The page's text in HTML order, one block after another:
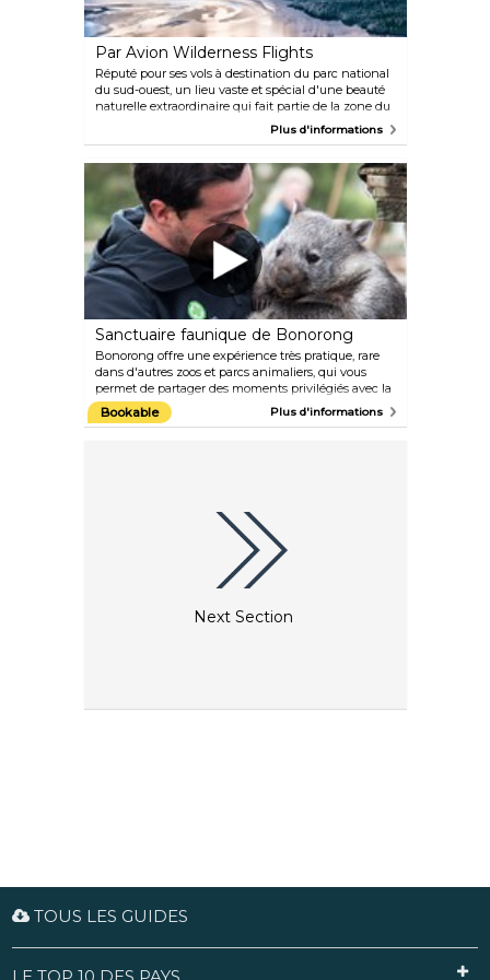
Par Avion Wilderness Flights
Réputé pour ses vols à destination du parc national
du sud-ouest, un lieu vaste et spécial d'une beauté
naturelle extraordinaire qui fait partie de la zone du
patrimoine mondial de la nature sauvage de
Tasmanie, un vol panoramique avec Par Avion offre
cette personne spéciale déguster des huîtres et du
vin lors d'un pique-nique au bord de la mer ?
Plus d'informations
Sanctuaire faunique de Bonorong
Bonorong offre une expérience très pratique, rare
dans d'autres zoos et parcs animaliers, qui vous
permet de partager des moments privilégiés avec la
faune australienne. Les diables de Tasmanie sont
actifs pendant la journée, vous pouvez donc les voir
Bookable Plus d'informations
Next Section
TOUS LES GUIDES